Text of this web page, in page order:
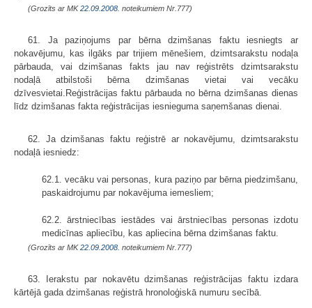
(Grozīts ar MK22.09.2008. noteikumiem Nr.777)
61. Ja paziņojums par bērna dzimšanas faktu iesniegts ar
nokavējumu, kas ilgāks par trijiem mēnešiem, dzimtsarakstu nodaļa
pārbauda, vai dzimšanas fakts jau nav reģistrēts dzimtsarakstu
nodaļā atbilstoši bērna dzimšanas vietai vai vecāku
dzīvesvietai.Reģistrācijas faktu pārbauda no bērna dzimšanas dienas
līdz dzimšanas fakta reģistrācijas iesnieguma saņemšanas dienai.
62. Ja dzimšanas faktu reģistrē ar nokavējumu, dzimtsarakstu
nodaļā iesniedz:
62.1. vecāku vai personas, kura paziņo par bērna piedzimšanu,
paskaid­rojumu par nokavējuma iemesliem;
62.2. ārstniecības iestādes vai ārstniecības personas izdotu
medicīnas apliecību, kas apliecina bērna dzimšanas faktu.
(Grozīts ar MK22.09.2008. noteikumiem Nr.777)
63. Ierakstu par nokavētu dzimšanas reģistrācijas faktu izdara
kārtējā gada dzimšanas reģistrā hronoloģiskā numuru secībā.